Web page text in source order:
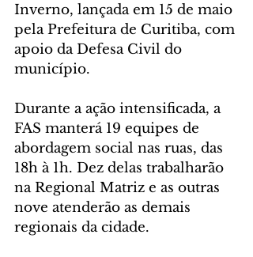
Inverno, lançada em 15 de maio
pela Prefeitura de Curitiba, com
apoio da Defesa Civil do
município.
Durante a ação intensificada, a
FAS manterá 19 equipes de
abordagem social nas ruas, das
18h à 1h. Dez delas trabalharão
na Regional Matriz e as outras
nove atenderão as demais
regionais da cidade.